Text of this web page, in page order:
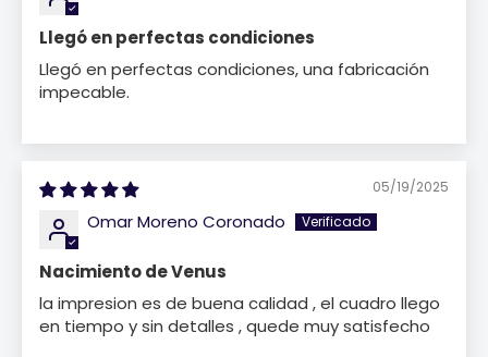
Llegó en perfectas condiciones
Llegó en perfectas condiciones, una fabricación
impecable.
05/19/2025
Omar Moreno Coronado
Nacimiento de Venus
la impresion es de buena calidad , el cuadro llego
en tiempo y sin detalles , quede muy satisfecho